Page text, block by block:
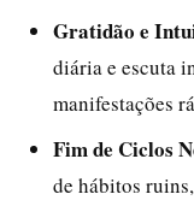
Gratidão e
diária e escuta
manifestações
Fim de Ciclos
de hábitos